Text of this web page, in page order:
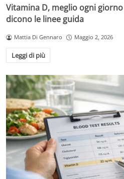
Vitamina D, meglio ogni
dicono le linee guida
Mattia Di Gennaro Maggio 2, 2026
Leggi di più